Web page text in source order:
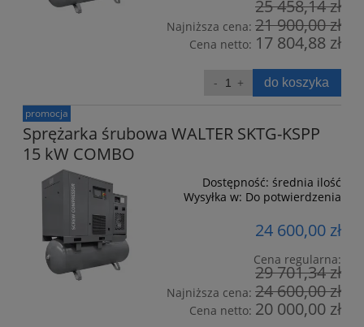
25 458,14 zł
Najniższa cena: 21 900,00 zł
Cena netto: 17 804,88 zł
do koszyka
Sprężarka śrubowa WALTER SKTG-KSPP
15 kW COMBO
Dostępność: średnia ilość
Wysyłka w: Do potwierdzenia
24 600,00 zł
Cena regularna:
29 701,34 zł
Najniższa cena: 24 600,00 zł
Cena netto: 20 000,00 zł
promocja